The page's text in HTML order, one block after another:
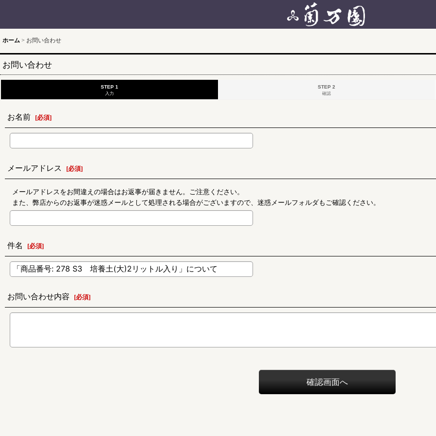
ホーム > お問い合わせ
お問い合わせ
STEP 1
入力
STEP 2
確認
お名前 [必須]
メールアドレス [必須]
メールアドレスをお間違えの場合はお返事が届きません。ご注意ください。
また、弊店からのお返事が迷惑メールとして処理される場合がございますので、迷惑メールフォルダもご確認ください。
件名 [必須]
お問い合わせ内容 [必須]
確認画面へ